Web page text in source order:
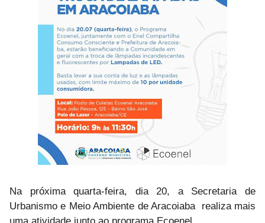
Na próxima quarta-feira, dia 20, a Secretaria de
Urbanismo e Meio Ambiente de Aracoiaba realiza mais